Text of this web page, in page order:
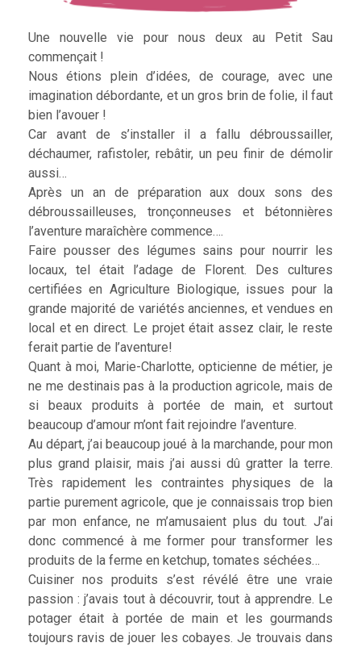
Une nouvelle vie pour nous deux au Petit Sau
commençait !
Nous étions plein d’idées, de courage, avec une
imagination débordante, et un gros brin de folie, il faut
bien l’avouer !
Car avant de s’installer il a fallu débroussailler,
déchaumer, rafistoler, rebâtir, un peu finir de démolir
aussi…
Après un an de préparation aux doux sons des
débroussailleuses, tronçonneuses et bétonnières
l’aventure maraîchère commence….
Faire pousser des légumes sains pour nourrir les
locaux, tel était l’adage de Florent. Des cultures
certifiées en Agriculture Biologique, issues pour la
grande majorité de variétés anciennes, et vendues en
local et en direct. Le projet était assez clair, le reste
ferait partie de l’aventure!
Quant à moi, Marie-Charlotte, opticienne de métier, je
ne me destinais pas à la production agricole, mais de
si beaux produits à portée de main, et surtout
beaucoup d’amour m’ont fait rejoindre l’aventure.
Au départ, j’ai beaucoup joué à la marchande, pour mon
plus grand plaisir, mais j’ai aussi dû gratter la terre.
Très rapidement les contraintes physiques de la
partie purement agricole, que je connaissais trop bien
par mon enfance, ne m’amusaient plus du tout. J’ai
donc commencé à me former pour transformer les
produits de la ferme en ketchup, tomates séchées…
Cuisiner nos produits s’est révélé être une vraie
passion : j’avais tout à découvrir, tout à apprendre. Le
potager était à portée de main et les gourmands
toujours ravis de jouer les cobayes. Je trouvais dans